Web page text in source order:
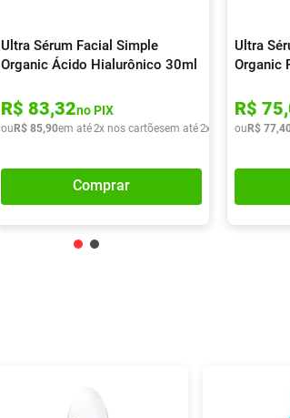
R$ 35,95
Ultra Sérum Facial Simple
Organic Ácido Hialurônico 30ml
R$ 83,32no PIX
ou R$ 85,90em até2x nos cartõesem até2x de R$ 42,95
Comprar
Ultra
Organic
R$ 75,
ou R$ 77,